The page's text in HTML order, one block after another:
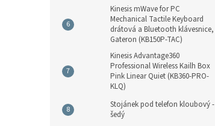
Kinesis mWave for PC
Mechanical Tactile Keyboard
drátová a Bluetooth klávesnice,
Gateron (KB150P-TAC)
Kinesis Advantage360
Professional Wireless Kailh Box
Pink Linear Quiet (KB360-PRO-
KLQ)
Stojánek pod telefon kloubový -
šedý